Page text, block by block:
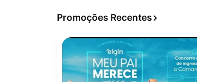
Promoções Recentes